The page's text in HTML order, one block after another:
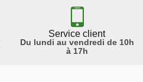
Service client
Du lundi au vendredi de 10h
à 17h